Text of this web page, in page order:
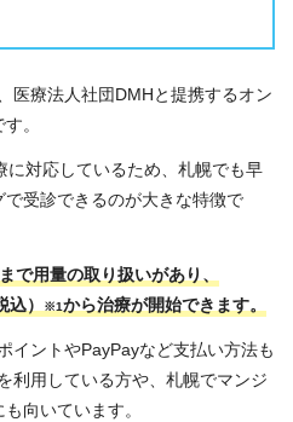
医療法人社団DMHと提携するオン
。
対応しているため、札幌でも早
受診できるのが大きな特徴で
で用量の取り扱いがあり、
）
※1から治療が開始できます。
イントやPayPayなど支払い方法も
利用している方や、札幌でマンジ
向いています。